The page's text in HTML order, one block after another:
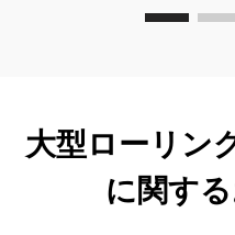
大型ローリン
に関す